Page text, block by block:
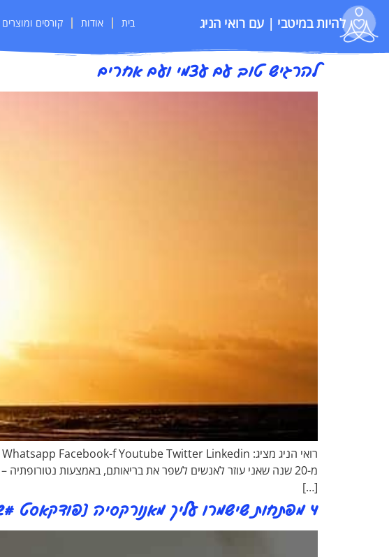
להיות במיטבי | עם רואי הניג בית אודות קורסים ומוצרים
להרגיש טוב עם עצמי ועם אחרים
[…]
4 מפתחות שישמרו עליך מאנורקסיה [פודקאסט 82#]